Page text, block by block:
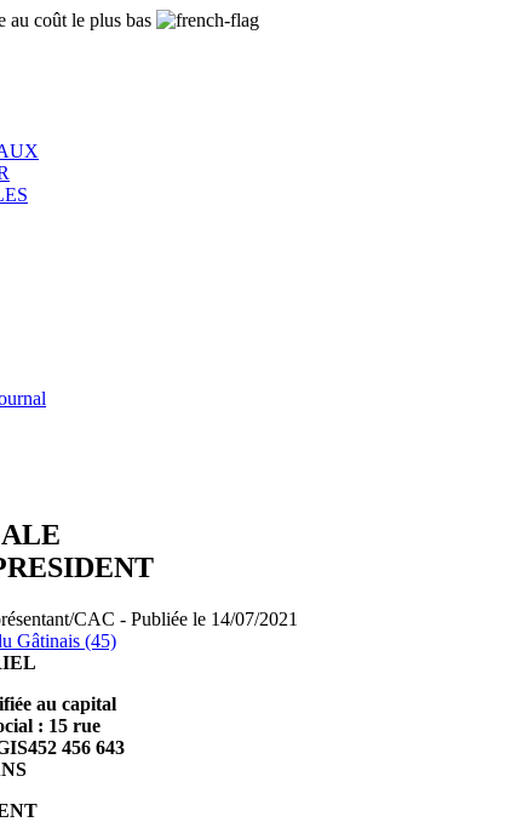
au coût le plus bas
CAC - Publiée le 14/07/2021
Gâtinais (45)
au capital
: 15 rue
456 643